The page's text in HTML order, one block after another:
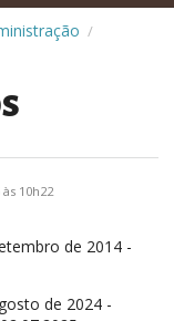
/
10h22
de 2014 -
de 2024 -